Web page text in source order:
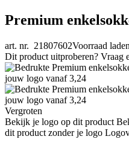
Premium
art. nr. 21807602Voorraad laden
Dit product uitproberen? Vraag
Vergroten
Bekijk je logo op dit product
dit product zonder je logo